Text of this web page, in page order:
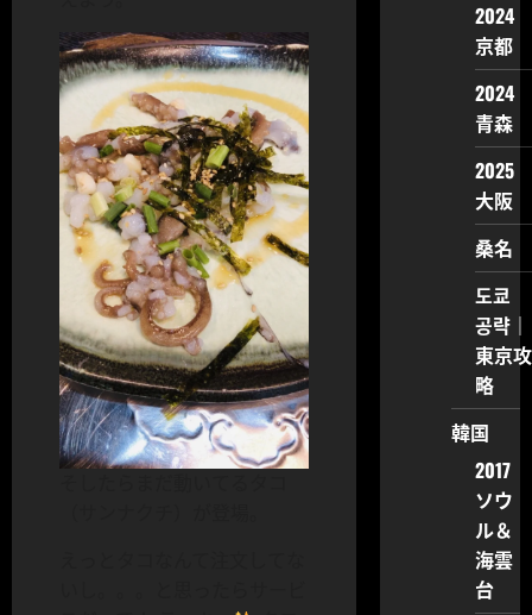
2024
京都
2024
青森
2025
大阪
桑名
도쿄
공략｜
東京攻
略
韓国
2017
ソウ
ル＆
海雲
台